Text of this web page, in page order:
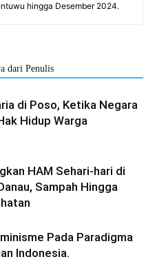
hingga Desember 2024.
dari Penulis
di Poso, Ketika Negara
Hidup Warga
HAM Sehari-hari di
Sampah Hingga
Pada Paradigma
Indonesia.